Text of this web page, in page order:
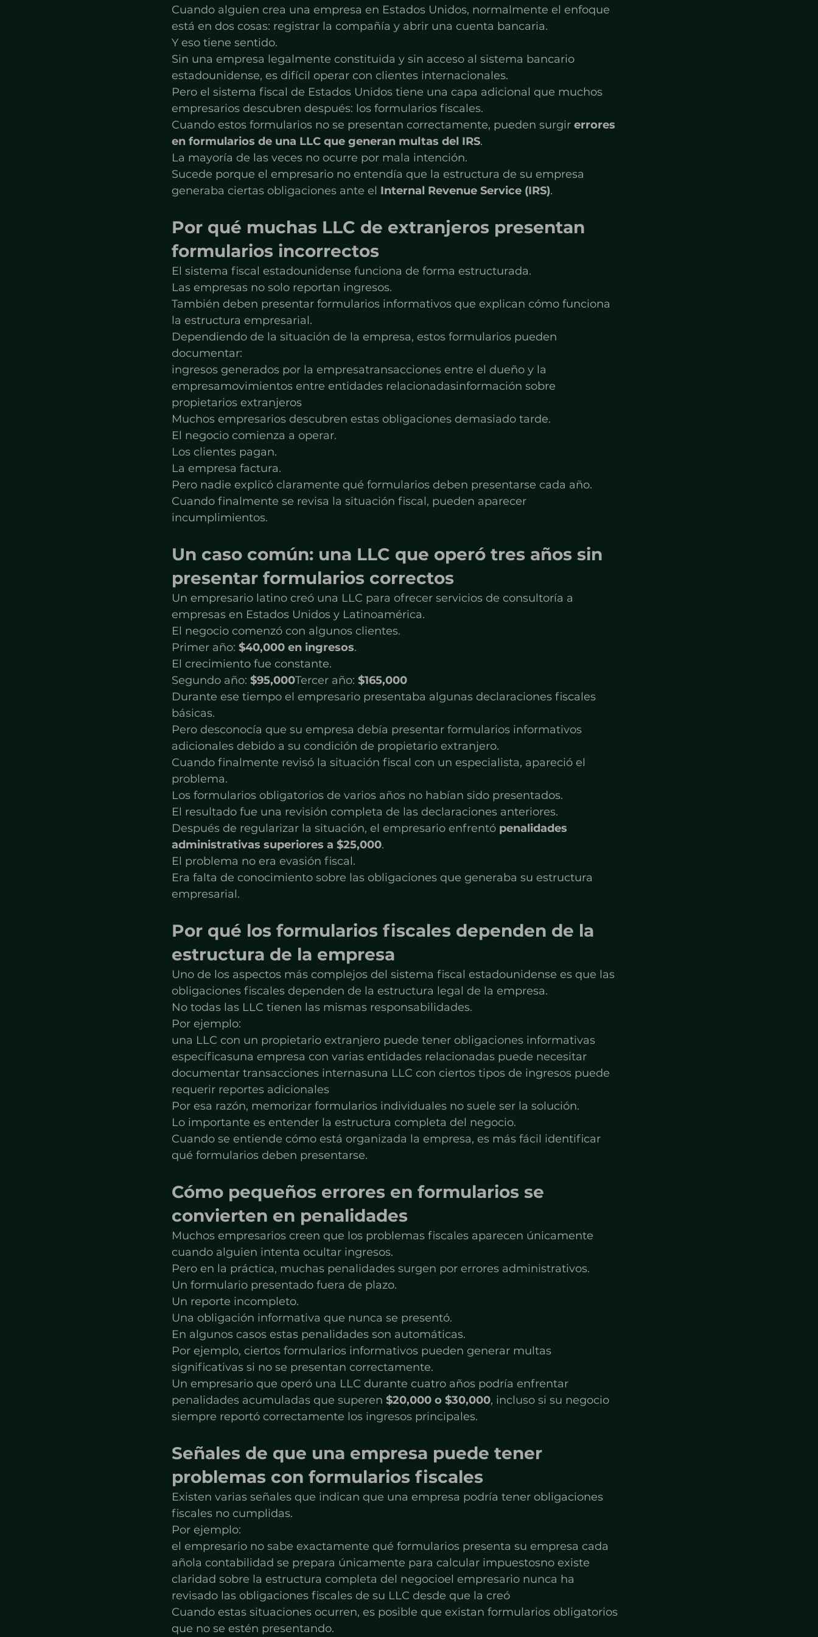
Cuando alguien crea una empresa en Estados Unidos, normalmente el enfoque
está en dos cosas: registrar la compañía y abrir una cuenta bancaria.
Y eso tiene sentido.
Sin una empresa legalmente constituida y sin acceso al sistema bancario
estadounidense, es difícil operar con clientes internacionales.
Pero el sistema fiscal de Estados Unidos tiene una capa adicional que muchos
empresarios descubren después: los formularios fiscales.
Cuando estos formularios no se presentan correctamente, pueden surgir errores
en formularios de una LLC que generan multas del IRS.
La mayoría de las veces no ocurre por mala intención.
Sucede porque el empresario no entendía que la estructura de su empresa
generaba ciertas obligaciones ante el Internal Revenue Service (IRS).
Por qué muchas LLC de extranjeros presentan
formularios incorrectos
El sistema fiscal estadounidense funciona de forma estructurada.
Las empresas no solo reportan ingresos.
También deben presentar formularios informativos que explican cómo funciona
la estructura empresarial.
Dependiendo de la situación de la empresa, estos formularios pueden
documentar:
ingresos generados por la empresatransacciones entre el dueño y la
empresamovimientos entre entidades relacionadasinformación sobre
propietarios extranjeros
Muchos empresarios descubren estas obligaciones demasiado tarde.
El negocio comienza a operar.
Los clientes pagan.
La empresa factura.
Pero nadie explicó claramente qué formularios deben presentarse cada año.
Cuando finalmente se revisa la situación fiscal, pueden aparecer
incumplimientos.
Un caso común: una LLC que operó tres años sin
presentar formularios correctos
Un empresario latino creó una LLC para ofrecer servicios de consultoría a
empresas en Estados Unidos y Latinoamérica.
El negocio comenzó con algunos clientes.
Primer año: $40,000 en ingresos.
El crecimiento fue constante.
Segundo año: $95,000Tercer año: $165,000
Durante ese tiempo el empresario presentaba algunas declaraciones fiscales
básicas.
Pero desconocía que su empresa debía presentar formularios informativos
adicionales debido a su condición de propietario extranjero.
Cuando finalmente revisó la situación fiscal con un especialista, apareció el
problema.
Los formularios obligatorios de varios años no habían sido presentados.
El resultado fue una revisión completa de las declaraciones anteriores.
Después de regularizar la situación, el empresario enfrentó penalidades
administrativas superiores a $25,000.
El problema no era evasión fiscal.
Era falta de conocimiento sobre las obligaciones que generaba su estructura
empresarial.
Por qué los formularios fiscales dependen de la
estructura de la empresa
Uno de los aspectos más complejos del sistema fiscal estadounidense es que las
obligaciones fiscales dependen de la estructura legal de la empresa.
No todas las LLC tienen las mismas responsabilidades.
Por ejemplo:
una LLC con un propietario extranjero puede tener obligaciones informativas
específicasuna empresa con varias entidades relacionadas puede necesitar
documentar transacciones internasuna LLC con ciertos tipos de ingresos puede
requerir reportes adicionales
Por esa razón, memorizar formularios individuales no suele ser la solución.
Lo importante es entender la estructura completa del negocio.
Cuando se entiende cómo está organizada la empresa, es más fácil identificar
qué formularios deben presentarse.
Cómo pequeños errores en formularios se
convierten en penalidades
Muchos empresarios creen que los problemas fiscales aparecen únicamente
cuando alguien intenta ocultar ingresos.
Pero en la práctica, muchas penalidades surgen por errores administrativos.
Un formulario presentado fuera de plazo.
Un reporte incompleto.
Una obligación informativa que nunca se presentó.
En algunos casos estas penalidades son automáticas.
Por ejemplo, ciertos formularios informativos pueden generar multas
significativas si no se presentan correctamente.
Un empresario que operó una LLC durante cuatro años podría enfrentar
penalidades acumuladas que superen $20,000 o $30,000, incluso si su negocio
siempre reportó correctamente los ingresos principales.
Señales de que una empresa puede tener
problemas con formularios fiscales
Existen varias señales que indican que una empresa podría tener obligaciones
fiscales no cumplidas.
Por ejemplo:
el empresario no sabe exactamente qué formularios presenta su empresa cada
añola contabilidad se prepara únicamente para calcular impuestosno existe
claridad sobre la estructura completa del negocioel empresario nunca ha
revisado las obligaciones fiscales de su LLC desde que la creó
Cuando estas situaciones ocurren, es posible que existan formularios obligatorios
que no se estén presentando.